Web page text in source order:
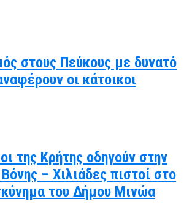
στους Πεύκους με δυνατό
οι κάτοικοι
της Κρήτης οδηγούν στην
– Χιλιάδες πιστοί στο
του Δήμου Μινώα